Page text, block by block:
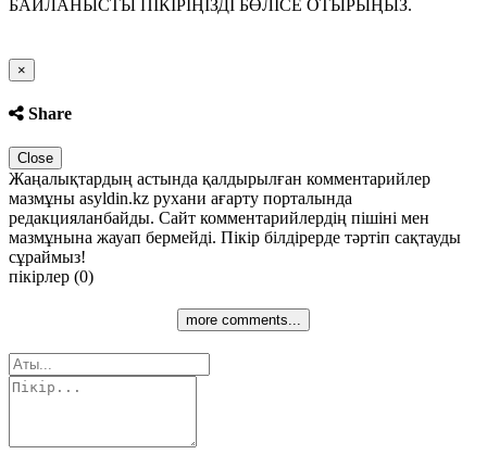
БАЙЛАНЫСТЫ ПІКІРІҢІЗДІ БӨЛІСЕ ОТЫРЫҢЫЗ.
×
Share
Close
Жаңалықтардың астында қалдырылған комментарийлер
мазмұны asyldin.kz рухани ағарту порталында
редакцияланбайды. Сайт комментарийлердің пішіні мен
мазмұнына жауап бермейді. Пікір білдірерде тәртіп сақтауды
сұраймыз!
пікірлер (0)
more comments...